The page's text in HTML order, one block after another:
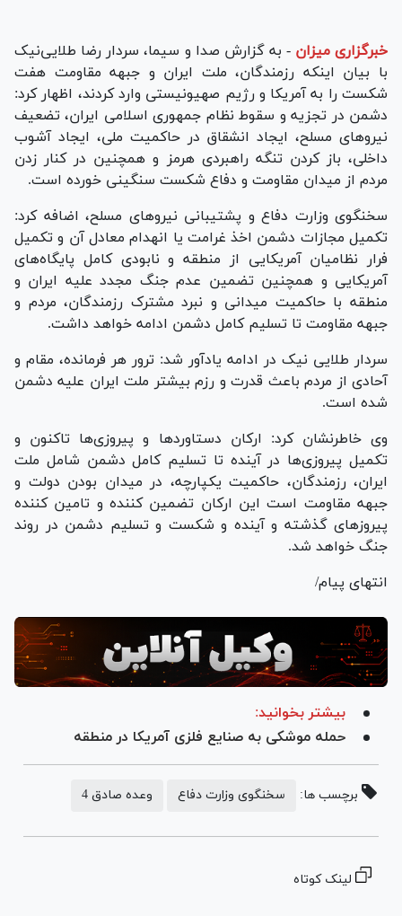
خبرگزاری میزان - به گزارش صدا و سیما، سردار رضا طلایی‌نیک
با بیان اینکه رزمندگان، ملت ایران و جبهه مقاومت هفت
شکست را به آمریکا و رژیم صهیونیستی وارد کردند، اظهار کرد:
دشمن در تجزیه و سقوط نظام جمهوری اسلامی ایران، تضعیف
نیرو‌های مسلح، ایجاد انشقاق در حاکمیت ملی، ایجاد آشوب
داخلی، باز کردن تنگه راهبردی هرمز و همچنین در کنار زدن
مردم از میدان مقاومت و دفاع شکست سنگینی خورده است.
سخنگوی وزارت دفاع و پشتیبانی نیرو‌های مسلح، اضافه کرد:
تکمیل مجازات دشمن اخذ غرامت یا انهدام معادل آن و تکمیل
فرار نظامیان آمریکایی از منطقه و نابودی کامل پایگاه‌های
آمریکایی و همچنین تضمین عدم جنگ مجدد علیه ایران و
منطقه با حاکمیت میدانی و نبرد مشترک رزمندگان، مردم و
جبهه مقاومت تا تسلیم کامل دشمن ادامه خواهد داشت.
سردار طلایی نیک در ادامه یادآور شد: ترور هر فرمانده، مقام و
آحادی از مردم باعث قدرت و رزم بیشتر ملت ایران علیه دشمن
شده است.
وی خاطرنشان کرد: ارکان دستاورد‌ها و پیروزی‌ها تاکنون و
تکمیل پیروزی‌ها در آینده تا تسلیم کامل دشمن شامل ملت
ایران، رزمندگان، حاکمیت یکپارچه، در میدان بودن دولت و
جبهه مقاومت است این ارکان تضمین کننده و تامین کننده
پیروز‌های گذشته و آینده و شکست و تسلیم دشمن در روند
جنگ خواهد شد.
انتهای پیام/
بیشتر بخوانید:
حمله موشکی به صنایع فلزی آمریکا در منطقه
برچسب ها: سخنگوی وزارت دفاع وعده صادق 4
لینک کوتاه